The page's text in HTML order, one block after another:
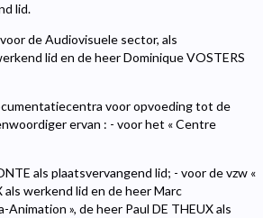
lid.
de Audiovisuele sector, als
lid en de heer Dominique VOSTERS
voor opvoeding tot de
ervan : - voor het « Centre
als plaatsvervangend lid; - voor de vzw «
als werkend lid en de heer Marc
», de heer Paul DE THEUX als